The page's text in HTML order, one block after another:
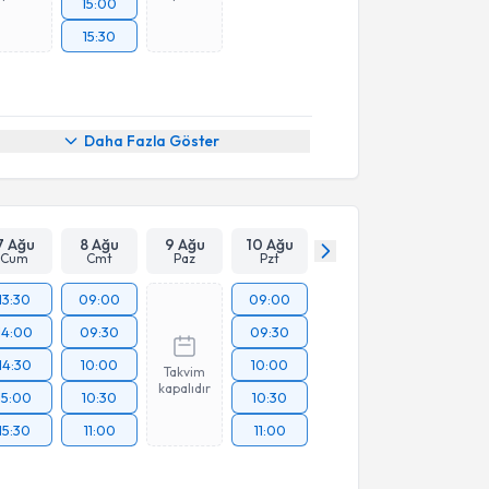
15:30
Daha Fazla Göster
Ağu
Cum
8 Ağu
Cmt
9 Ağu
Paz
10 Ağu
Pzt
09:00
09:30
10:00
10:30
11:00
Takvim
kapalıdır
09:00
09:30
10:00
10:30
11:00